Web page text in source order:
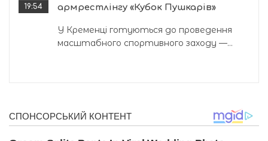
19:54
армрестлінгу «Кубок Пушкарів»
У Кременці готуються до проведення
масштабного спортивного заходу —...